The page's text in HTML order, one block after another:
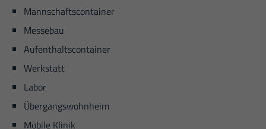
Mannschaftscontainer
Messebau
Aufenthaltscontainer
Werkstatt
Labor
Übergangswohnheim
Mobile Klinik